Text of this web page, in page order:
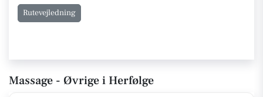
Rutevejledning
Massage - Øvrige i Herfølge